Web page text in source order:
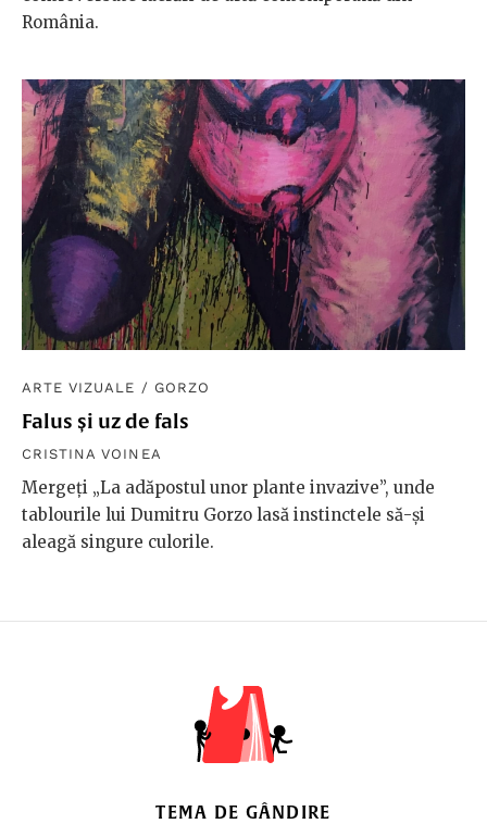
România.
ARTE VIZUALE / GORZO
Falus și uz de fals
CRISTINA VOINEA
Mergeți „La adăpostul unor plante invazive”, unde
tablourile lui Dumitru Gorzo lasă instinctele să-și
aleagă singure culorile.
TEMA DE GÂNDIRE